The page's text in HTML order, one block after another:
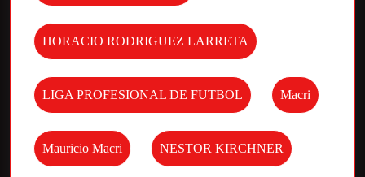
HORACIO RODRIGUEZ LARRETA
LIGA PROFESIONAL DE FUTBOL Macri
Mauricio Macri NESTOR KIRCHNER